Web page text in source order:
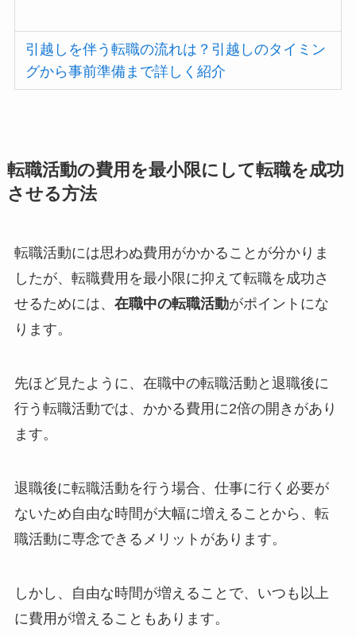
引越しを伴う転職の流れは？引越しのタイミン
グから事前準備まで詳しく紹介
転職活動の費用を最小限にして転職を成功
させる方法
転職活動には思わぬ費用がかかることが分かりま
したが、転職費用を最小限に抑えて転職を成功さ
せるためには、 在職中の転職活動がポイントにな
ります。
先ほど見たように、在職中の転職活動と退職後に
行う転職活動では、かかる費用に2倍の開き があり
ます。
退職後に転職活動を行う場合、仕事に行く必要が
ないため自由な時間が大幅に増えることから、転
職活動に専念できるメリットがあります。
しかし、自由な時間が増えることで、いつも以上
に費用が増えることもあります。